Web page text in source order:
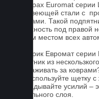
На коврах Euromat
нержавеющей стали с
вставками. Такой
поверхность под правой
слабым местом всех
На коврик Евромат
подпятник из
Как ухаживать за
1.Не используйте щетку
прикладывайте усилий
текстильного слоя.